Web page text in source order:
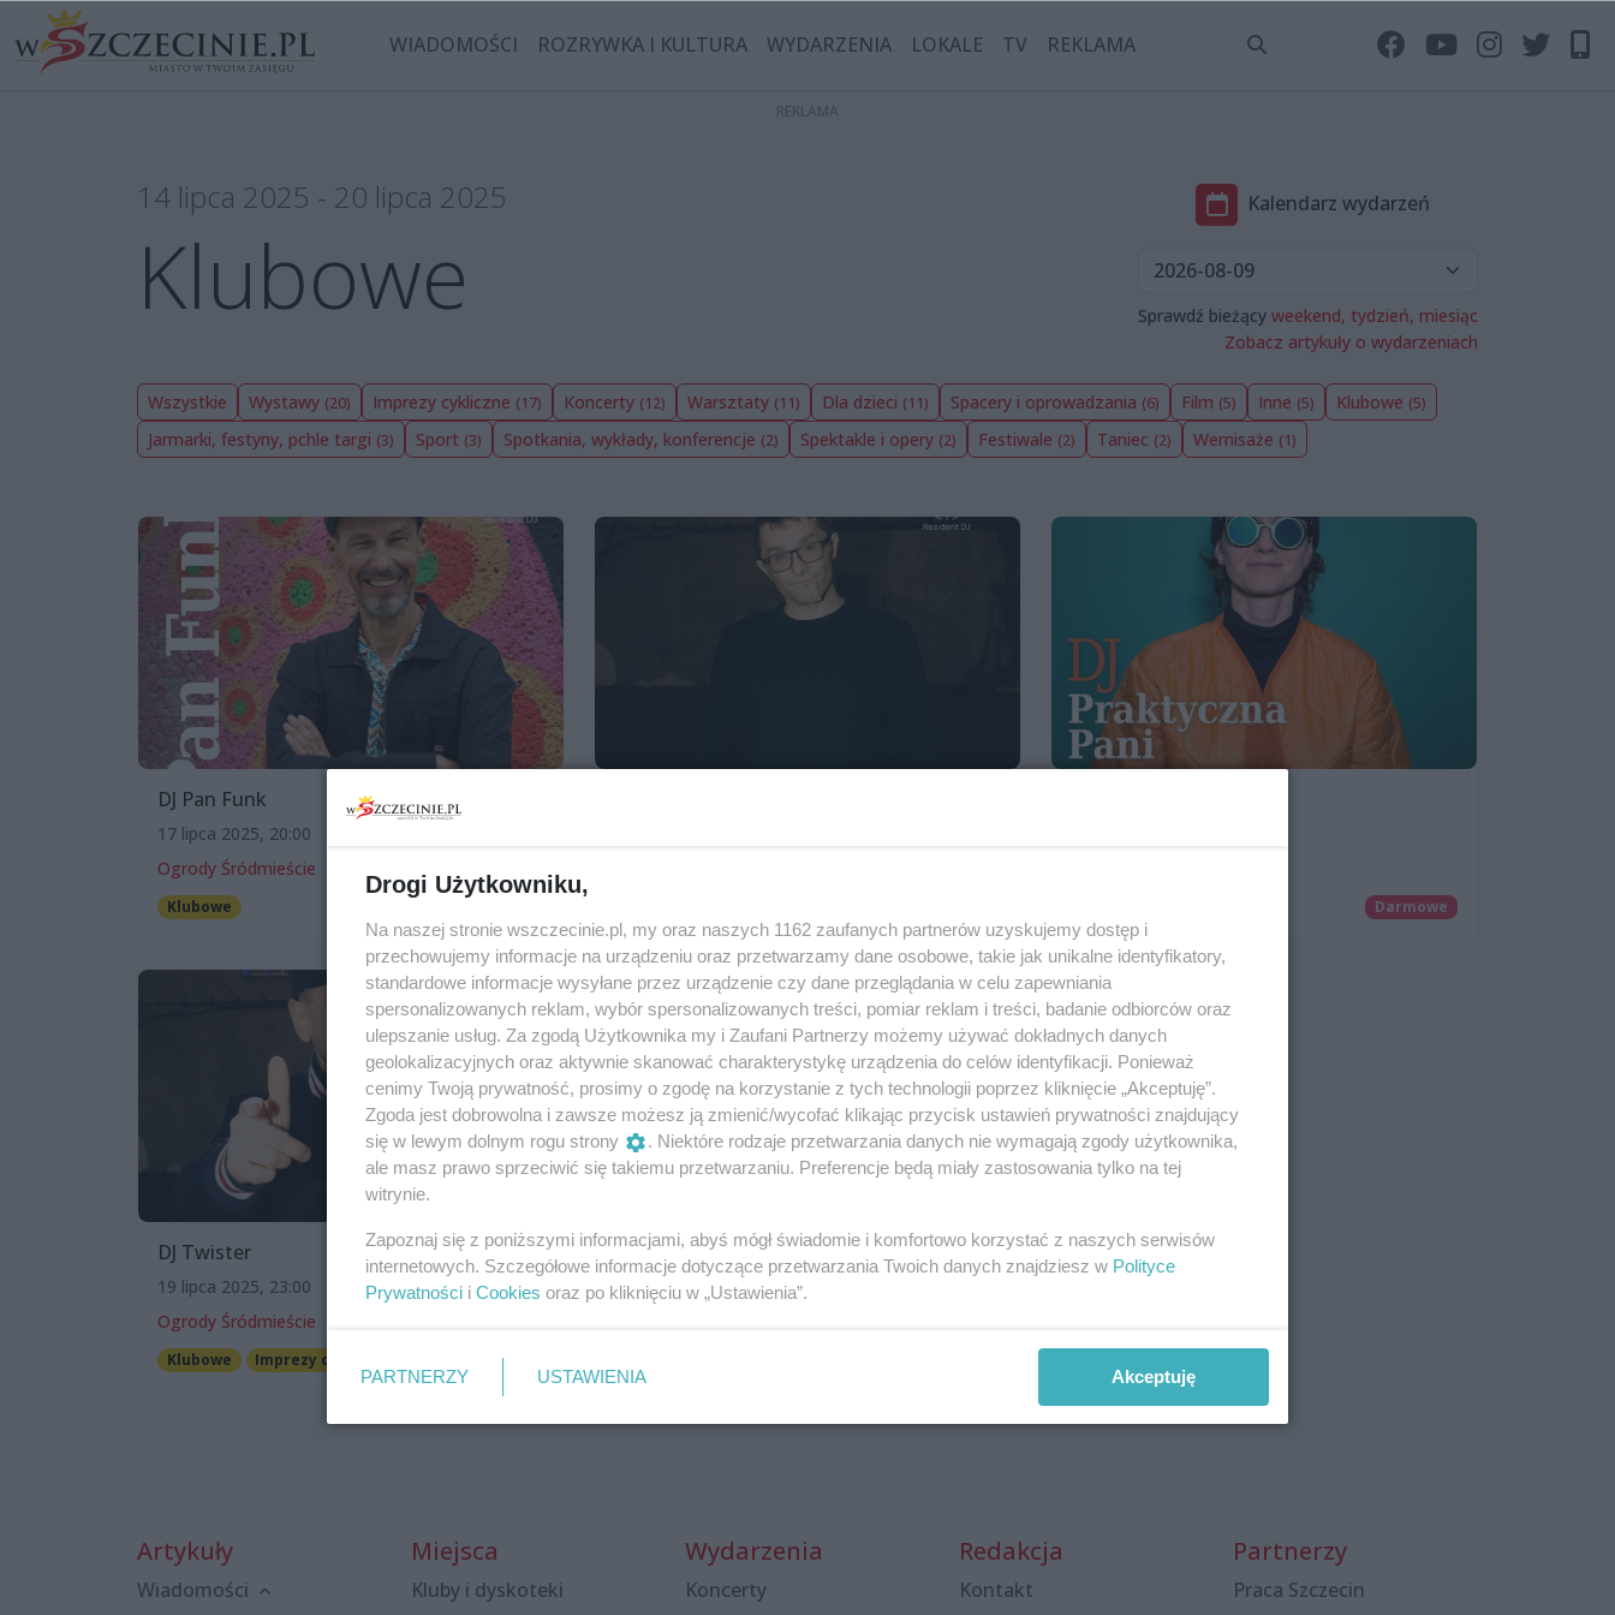
WIADOMOŚCI ROZRYWKA I KULTURA WYDARZENIA LOKALE TV REKLAMA
14 lipca 2025 - 20 lipca 2025
Klubowe
Kalendarz wydarzeń
Sprawdź bieżący weekend, tydzień, miesiąc
Zobacz artykuły o wydarzeniach
Wszystkie Wystawy (20) Imprezy cykliczne (17) Koncerty (12) Warsztaty (11) Dla dzieci (11) Spacery i oprowadzania (6) Film (5) Inne (5) Klubowe (5)
Jarmarki, festyny, pchle targi (3) Sport (3) Spotkania, wykłady, konferencje (2) Spektakle i opery (2) Festiwale (2) Taniec (2) Wernisaże (1)
DJ Pan Funk
17 lipca 2025, 20:00
Ogrody Śródmieście
Klubowe Darmowe
DJ Twister
19 lipca 2025, 23:00
Ogrody Śródmieście
Klubowe Imprezy cykliczne Darmowe
Zamki na piasku
20 lipca 2025, 16:00
Artykuły
Wiadomości
Miejsca
Kluby i dyskoteki
Wydarzenia
Koncerty
Redakcja
Kontakt
Partnerzy
Praca Szczecin
Drogi Użytkowniku,
Na naszej stronie wszczecinie.pl, my oraz naszych 1162 zaufanych partnerów uzyskujemy dostęp i
przechowujemy informacje na urządzeniu oraz przetwarzamy dane osobowe, takie jak unikalne identyfikatory,
standardowe informacje wysyłane przez urządzenie czy dane przeglądania w celu zapewniania
spersonalizowanych reklam, wybór spersonalizowanych treści, pomiar reklam i treści, badanie odbiorców oraz
ulepszanie usług. Za zgodą Użytkownika my i Zaufani Partnerzy możemy używać dokładnych danych
geolokalizacyjnych oraz aktywnie skanować charakterystykę urządzenia do celów identyfikacji. Ponieważ
cenimy Twoją prywatność, prosimy o zgodę na korzystanie z tych technologii poprzez kliknięcie „Akceptuję”.
Zgoda jest dobrowolna i zawsze możesz ją zmienić/wycofać klikając przycisk ustawień prywatności znajdujący
się w lewym dolnym rogu strony
. Niektóre rodzaje przetwarzania danych nie wymagają zgody użytkownika,
ale masz prawo sprzeciwić się takiemu przetwarzaniu. Preferencje będą miały zastosowania tylko na tej
witrynie.
Zapoznaj się z poniższymi informacjami, abyś mógł świadomie i komfortowo korzystać z naszych serwisów
internetowych. Szczegółowe informacje dotyczące przetwarzania Twoich danych znajdziesz w Polityce
Prywatności i Cookies oraz po kliknięciu w „Ustawienia”.
PARTNERZY USTAWIENIA Akceptuję